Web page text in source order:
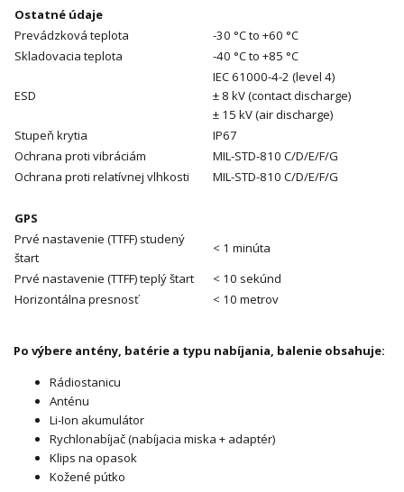
Ostatné údaje
Prevádzková teplota
-30 °C to +60 °C
Skladovacia teplota
-40 °C to +85 °C
ESD
IEC 61000-4-2 (level 4)
± 8 kV (contact discharge)
± 15 kV (air discharge)
Stupeň krytia
IP67
Ochrana proti vibráciám
MIL-STD-810 C/D/E/F/G
Ochrana proti relatívnej vlhkosti
MIL-STD-810 C/D/E/F/G
GPS
Prvé nastavenie (TTFF) studený
štart
< 1 minúta
Prvé nastavenie (TTFF) teplý štart
< 10 sekúnd
Horizontálna presnosť
< 10 metrov
Po výbere antény, batérie a typu nabíjania, balenie obsahuje:
Rádiostanicu
Anténu
Li-Ion akumulátor
Rychlonabíjač (nabíjacia miska + adaptér)
Klips na opasok
Kožené pútko